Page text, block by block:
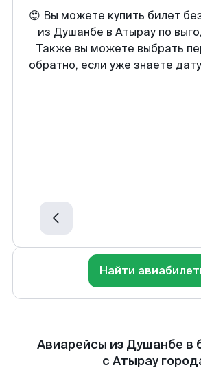
😍 Вы можете купить билет
из Душанбе в Атырау по
Также вы можете выбрать
обратно, если уже знаете
Найти
Авиарейсы из Душанбе в
с Атырау